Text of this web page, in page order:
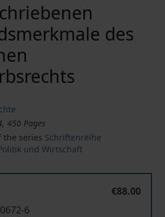
des
450 Pages
the series Schriftenreihe
und Wirtschaft
€88.00
6